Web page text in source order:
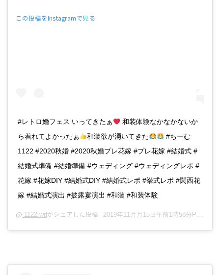
この投稿をInstagramで見る
#レトロ婚フェス いってきたぁ
和装体験なかなかないか
ら着れてよかったぁ
和装欲が湧いてきた
#ちーむ
1122 #2020秋婚 #2020秋婚プレ花嫁 #プレ花嫁 #結婚式 #
結婚式準備 #結婚準備 #ウェディング #ウェディングレポ #
花嫁 #花嫁DIY #結婚式DIY #結婚式レポ #挙式レポ #関西花
嫁 #結婚式演出 #披露宴演出 #和装 #和装体験
@ 1122.wd がシェアした投稿 - 2019年11月月15日午前1時58分PST